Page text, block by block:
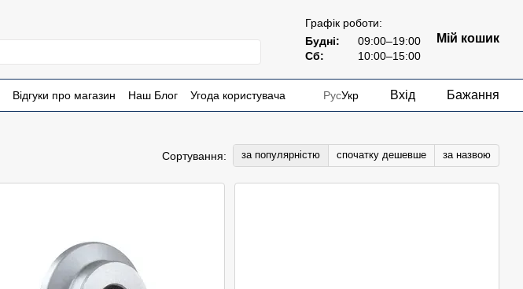
Графік роботи:
Будні:
09:00–19:00
Сб:
10:00–15:00
Мій кошик
Відгуки про магазин Наш Блог
Угода користувача
РусУкр Вхід Бажання
Сортування: за популярністю спочатку дешевше за назвою